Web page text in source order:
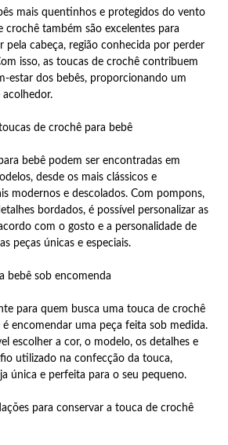
mais quentinhos e protegidos do vento
crochê também são excelentes para
pela cabeça, região conhecida por perder
isso, as toucas de crochê contribuem
estar dos bebês, proporcionando um
de crochê para bebê
bebê podem ser encontradas em
desde os mais clássicos e
modernos e descolados. Com pompons,
bordados, é possível personalizar as
com o gosto e a personalidade de
peças únicas e especiais.
bebê sob encomenda
para quem busca uma touca de crochê
encomendar uma peça feita sob medida.
escolher a cor, o modelo, os detalhes e
utilizado na confecção da touca,
única e perfeita para o seu pequeno.
para conservar a touca de crochê